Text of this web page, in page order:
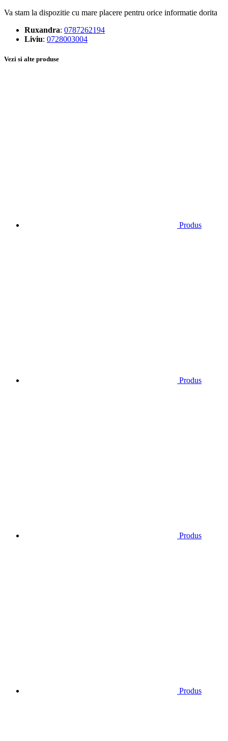
Va stam la dispozitie cu mare placere pentru orice informatie dorita
Ruxandra: 0787262194
Liviu: 0728003004
Vezi si alte produse
Produs
Produs
Produs
Produs